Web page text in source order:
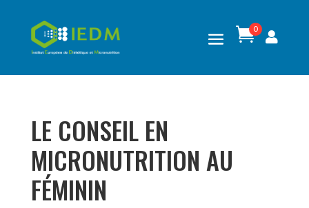
0

LE CONSEIL EN
MICRONUTRITION AU
FÉMININ